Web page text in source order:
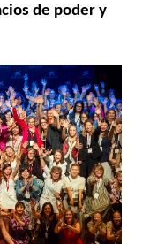
de poder y